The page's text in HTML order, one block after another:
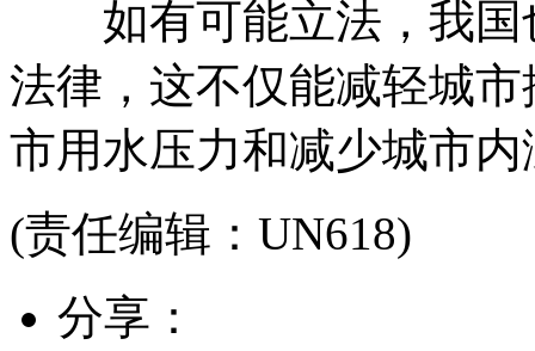
如有可能立法，我国
法律，这不仅能减轻城
市用水压力和减少城市
(责任编辑：UN618)
分享：